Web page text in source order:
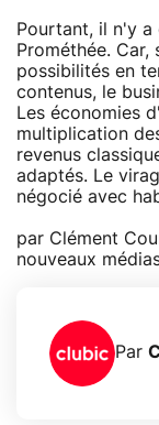
Pourtant, il n'y
Prométhée.
possibilités en
contenus, le
Les économies
multiplication
revenus
adaptés. Le
négocié avec
par Clément
nouveaux
Par